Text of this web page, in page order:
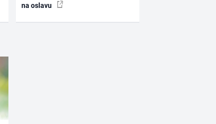
na oslavu